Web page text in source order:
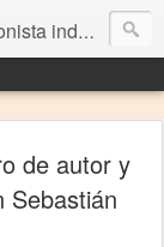
de autor y
Sebastián